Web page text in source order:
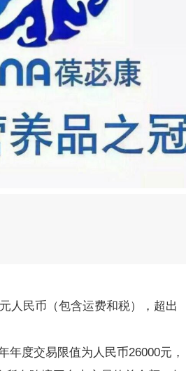
人民币（包含运费和税），超出
年度交易限值为人民币26000元，